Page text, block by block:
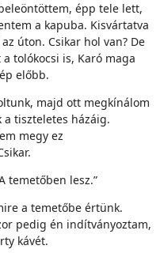
épp tele lett,
a kapuba. Kisvártatva
úton. Csikar hol van? De
tolókocsi is, Karó maga
előbb.
majd ott megkínálom
tiszteletes házáig.
megy ez
temetőben lesz.”
a temetőbe értünk.
pedig én indítványoztam,
kávét.